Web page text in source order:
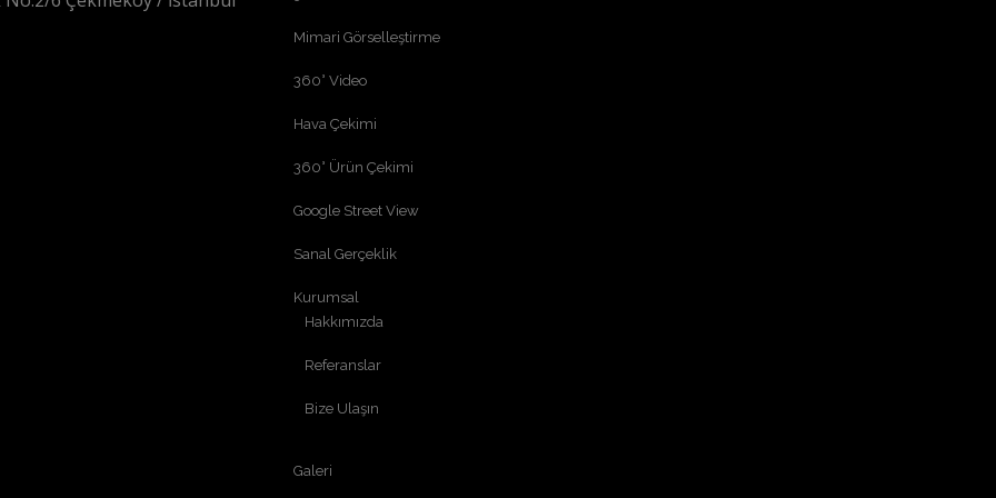
Mimari Görselleştirme
360° Video
Hava Çekimi
360° Ürün Çekimi
Google Street View
Sanal Gerçeklik
Kurumsal
Hakkımızda
Referanslar
Bize Ulaşın
Galeri